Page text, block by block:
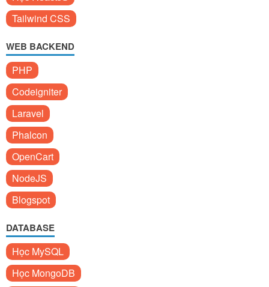
Tailwind CSS
WEB BACKEND
PHP
Codeigniter
Laravel
Phalcon
OpenCart
NodeJS
Blogspot
DATABASE
Học MySQL
Học MongoDB